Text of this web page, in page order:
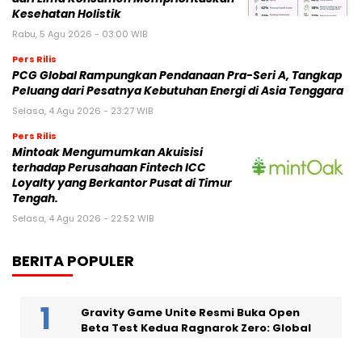
Kesehatan Holistik
Rabu, 5 Agu 2026 - 03:00 WIB
Pers Rilis
PCG Global Rampungkan Pendanaan Pra-Seri A, Tangkap
Peluang dari Pesatnya Kebutuhan Energi di Asia Tenggara
Selasa, 4 Agu 2026 - 23:27 WIB
Pers Rilis
Mintoak Mengumumkan Akuisisi
terhadap Perusahaan Fintech ICC
Loyalty yang Berkantor Pusat di Timur
Tengah.
Selasa, 4 Agu 2026 - 22:52 WIB
BERITA POPULER
Gravity Game Unite Resmi Buka Open
Beta Test Kedua Ragnarok Zero: Global